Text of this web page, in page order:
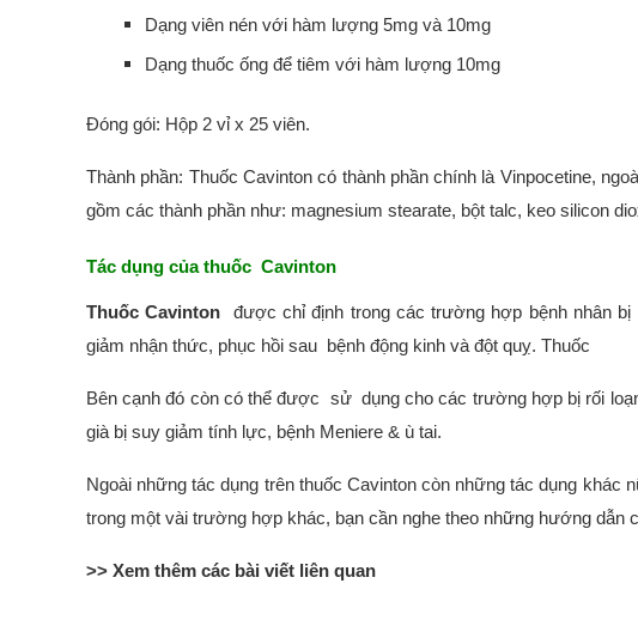
Dạng viên nén với hàm lượng 5mg và 10mg
Dạng thuốc ống để tiêm với hàm lượng 10mg
Đóng gói: Hộp 2 vỉ x 25 viên.
Thành phần: Thuốc Cavinton có thành phần chính là Vinpocetine,
gồm các thành phần như: magnesium stearate, bột talc, keo silicon
Tác dụng của thuốc Cavinton
Thuốc Cavinton
được chỉ định trong các trường hợp bệnh nhân
giảm nhận thức, phục hồi sau bệnh động kinh và đột quỵ. Thuốc
Bên cạnh đó còn có thể được sử dụng cho các trường hợp bị rối
già bị suy giảm tính lực, bệnh Meniere & ù tai.
Ngoài những tác dụng trên thuốc Cavinton còn những tác dụng
trong một vài trường hợp khác, bạn cần nghe theo những hướng dẫn
>> Xem thêm các bài viết liên quan